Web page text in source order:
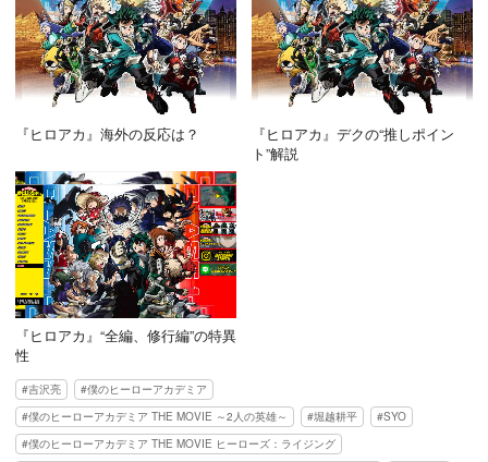
『ヒロアカ』海外の反応は？
『ヒロアカ』デクの“推しポイン
ト”解説
『ヒロアカ』“全編、修行編”の特異
性
吉沢亮
僕のヒーローアカデミア
僕のヒーローアカデミア THE MOVIE ～2人の英雄～
堀越耕平
SYO
僕のヒーローアカデミア THE MOVIE ヒーローズ：ライジング